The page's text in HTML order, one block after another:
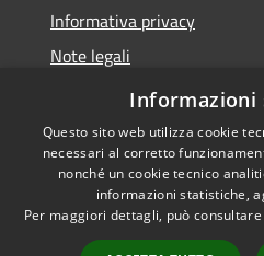
Informativa privacy
Note legali
Dichiarazione di accessibilità
Accessibilità
Informazioni
Questo sito web utilizza cookie
necessari al corretto
nonché un cookie tecnico
informazioni statistiche,
Per maggiori dettagli, può